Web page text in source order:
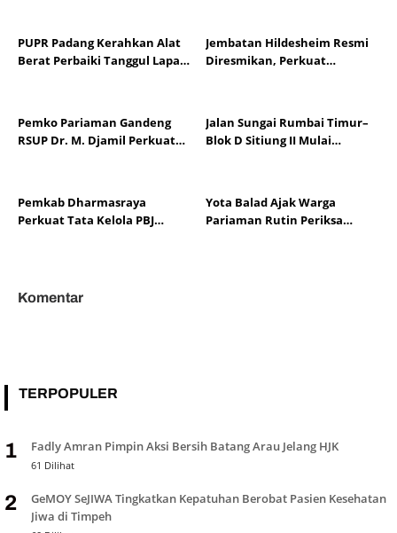
PUPR Padang Kerahkan Alat
Berat Perbaiki Tanggul Lapau
Jembatan Hildesheim Resmi
Diresmikan, Perkuat
Pemko Pariaman Gandeng
RSUP Dr. M. Djamil Perkuat
Jalan Sungai Rumbai Timur–
Blok D Sitiung II Mulai
Pemkab Dharmasraya
Perkuat Tata Kelola PBJ
Yota Balad Ajak Warga
Pariaman Rutin Periksa
Komentar
TERPOPULER
1 Fadly Amran Pimpin Aksi Bersih Batang Arau Jelang HJK
61 Dilihat
2
GeMOY SeJIWA Tingkatkan Kepatuhan Berobat Pasien Kesehatan
Jiwa di Timpeh